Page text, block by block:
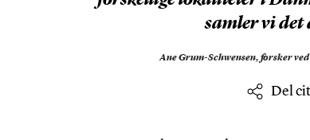
samler vi
Ane Grum-Schwensen, forsker
Del